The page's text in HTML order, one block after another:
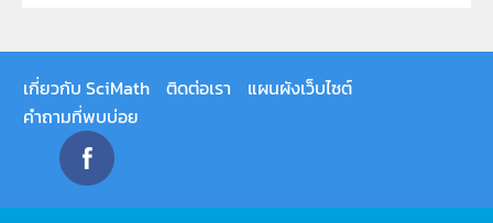
เกี่ยวกับ SciMath ติดต่อเรา
แผนผังเว็บไซต์
คำถามที่พบบ่อย